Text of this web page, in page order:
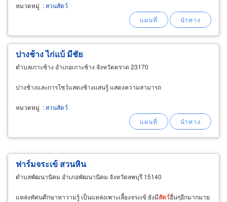
หมวดหมู่ :สวนสัตว์
ปางช้าง ไก่แบ้ มีชัย
ตำบลเกาะช้าง อำเภอเกาะช้าง จังหวัดตราด 23170
ปางช้างและการโชว์แสดงช้างแสนรู้ แสดงความสามารถ
หมวดหมู่ :สวนสัตว์
ฟาร์มจระเข้ สวนหิน
ตำบลพัฒนานิคม อำเภอพัฒนานิคม จังหวัดลพบุรี 15140
แหล่งทัศนศึกษาหาวามรู้ เป็นแหล่งเพาะเลี้ยงจระเข้ ยังมีสัตว์อื่นๆอีกมากมาย